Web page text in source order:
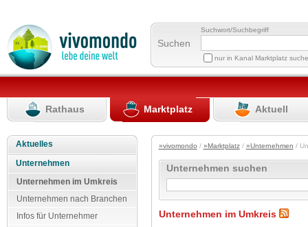
Suchen
Suchwort/Suchbegriff
nur in Kanal Marktplatz
Rathaus Marktplatz Aktuell
Aktuelles
Unternehmen
Unternehmen im Umkreis
Unternehmen nach Branchen
Infos für Unternehmer
»vivomondo / »Marktplatz/ »Unternehmen /
Unternehmen suchen
Unternehmen im Umkreis